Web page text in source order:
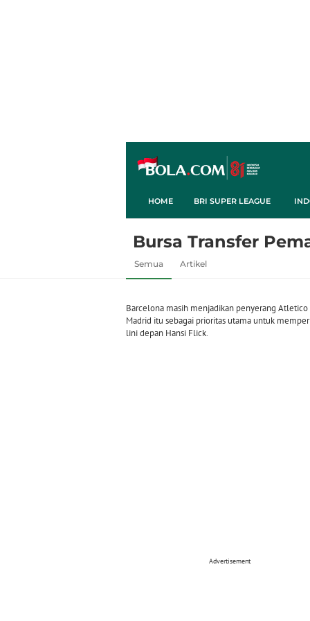
HOME BRI SUPER LEAGUE
Bursa Transfer
Semua Artikel
Barcelona masih menjadikan penyerang Atletico
Madrid itu sebagai prioritas utama untuk
lini depan Hansi Flick.
Advertisement